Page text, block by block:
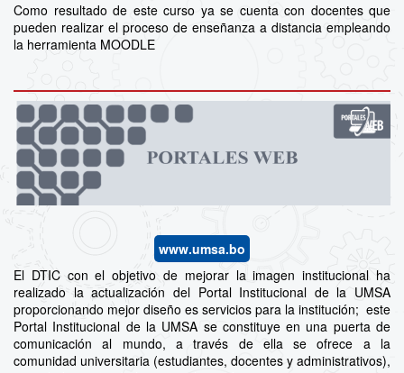
Como resultado de este curso ya se cuenta con docentes que
pueden realizar el proceso de enseñanza a distancia empleando
la herramienta MOODLE
www.umsa.bo
El DTIC con el objetivo de mejorar la imagen institucional ha
realizado la actualización del Portal Institucional de la UMSA
proporcionando mejor diseño es servicios para la institución; este
Portal Institucional de la UMSA se constituye en una puerta de
comunicación al mundo, a través de ella se ofrece a la
comunidad universitaria (estudiantes, docentes y administrativos),